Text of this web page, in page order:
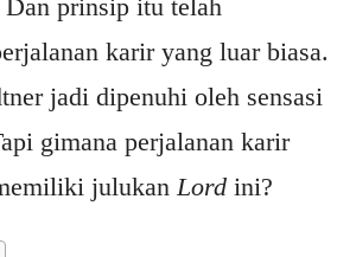
Dan prinsip itu telah
karir yang luar biasa.
jadi dipenuhi oleh sensasi
gimana perjalanan karir
julukanLord ini?